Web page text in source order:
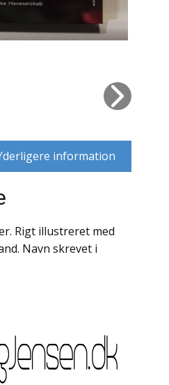
information
Rigt illustreret med
Navn skrevet i